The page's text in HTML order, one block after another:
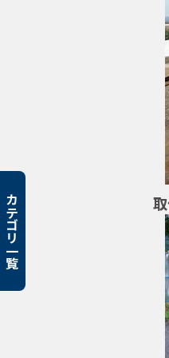
カテゴリ一覧